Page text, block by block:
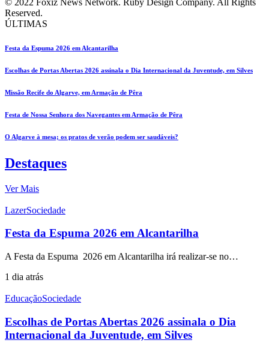
Reserved.
ÚLTIMAS
Festa da Espuma 2026 em Alcantarilha
Escolhas de Portas Abertas 2026 assinala o Dia Internacional da Juventude, em Silves
Missão Recife do Algarve, em Armação de Pêra
Festa de Nossa Senhora dos Navegantes em Armação de Pêra
O Algarve à mesa; os pratos de verão podem ser saudáveis?
Destaques
Ver Mais
LazerSociedade
Festa da Espuma 2026 em Alcantarilha
A Festa da Espuma 2026 em Alcantarilha irá realizar-se no…
1 dia atrás
EducaçãoSociedade
Escolhas de Portas Abertas 2026 assinala o Dia
Internacional da Juventude, em Silves